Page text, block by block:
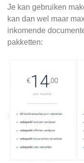
Je kan gebruiken
kan dan wel maar
inkomende
pakketten: